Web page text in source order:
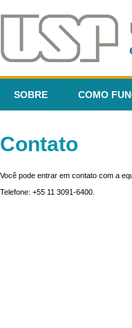
SOBRE COMO
Contato
Você pode entrar em contato com a
Telefone: +55 11 3091-6400.